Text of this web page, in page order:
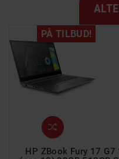
14" FHD Ryzen
PÅ TILBUD!
HP ZBook Fury 17